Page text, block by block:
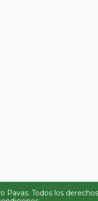
Pavas. Todos los